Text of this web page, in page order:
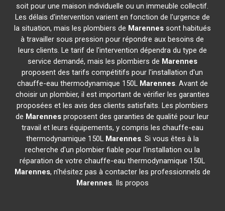
soit pour une maison individuelle ou un immeuble collectif.
Les délais d'intervention varient en fonction de l'urgence de
la situation, mais les plombiers de Marennessont habitués
à travailler sous pression pour répondre aux besoins de
leurs clients. Le tarif de l'intervention dépendra du type de
service demandé, mais les plombiers de Marennes
proposent des tarifs compétitifs pour l'installation d'un
chauffe-eau thermodynamique 150L Marennes. Avant de
choisir un plombier, il est important de vérifier les garanties
proposées et les avis des clients satisfaits. Les plombiers
de Marennes proposent des garanties de qualité pour leur
travail et leurs équipements, y compris les chauffe-eau
thermodynamique 150L Marennes. Si vous êtes à la
recherche d'un plombier fiable pour l'installation ou la
réparation de votre chauffe-eau thermodynamique 150L
Marennes, n'hésitez pas à contacter les professionnels de
Marennes. Ils propos